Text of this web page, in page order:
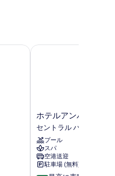
ホ
テ
ル
ア
ン
バ
ー
ホテルアンバーパタ
セントラル パタヤ
プール
スパ
空港送迎
駐車場 (無料)
ホテルアンバーパタヤ